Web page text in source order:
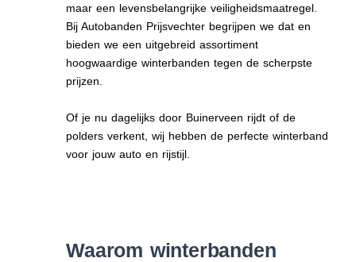
maar een levensbelangrijke veiligheidsmaatregel.
Bij Autobanden Prijsvechter begrijpen we dat en
bieden we een uitgebreid assortiment
hoogwaardige winterbanden tegen de scherpste
prijzen.
Of je nu dagelijks door Buinerveen rijdt of de
polders verkent, wij hebben de perfecte winterband
voor jouw auto en rijstijl.
Waarom winterbanden